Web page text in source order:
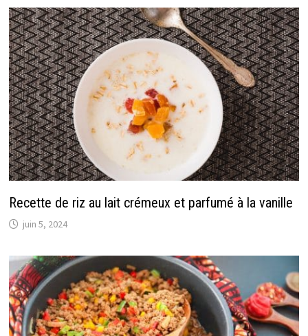
Recette de riz au lait crémeux et parfumé à la vanille
juin 5, 2024